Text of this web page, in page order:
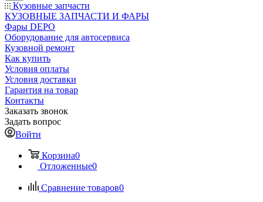
Кузовные запчасти
КУЗОВНЫЕ ЗАПЧАСТИ И ФАРЫ
Фары DEPO
Оборудование для автосервиса
Кузовной ремонт
Как купить
Условия оплаты
Условия доставки
Гарантия на товар
Контакты
Заказать звонок
Задать вопрос
Войти
Корзина0
Отложенные0
Сравнение товаров0